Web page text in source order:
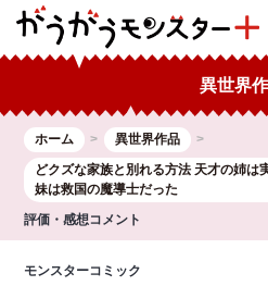
異世界
ホーム
異世界作品
どクズな家族と別れる方法 天才の姉は
妹は救国の魔導士だった
評価・感想コメント
モンスターコミック